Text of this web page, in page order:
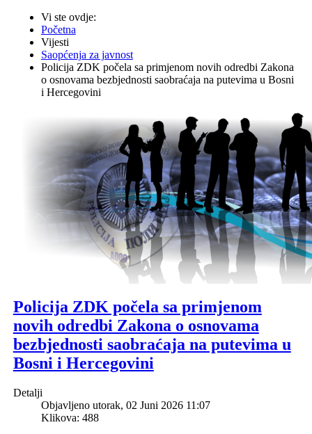
Vi ste ovdje:
Početna
Vijesti
Saopćenja za javnost
Policija ZDK počela sa primjenom novih odredbi Zakona
o osnovama bezbjednosti saobraćaja na putevima u Bosni
i Hercegovini
Policija ZDK počela sa primjenom
novih odredbi Zakona o osnovama
bezbjednosti saobraćaja na putevima u
Bosni i Hercegovini
Detalji
Objavljeno utorak, 02 Juni 2026 11:07
Klikova: 488